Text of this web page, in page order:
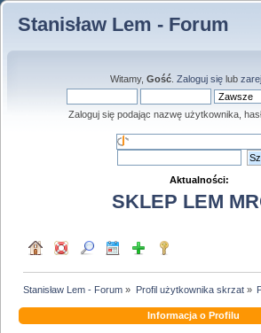
Stanisław Lem - Forum
Witamy, Gość. Zaloguj sięlub
Zaloguj się podając nazwę użytkownika,
Aktualności:
SKLEP LEM
Stanisław Lem - Forum » Profil użytkownika skrzat»
Informacja o Profilu